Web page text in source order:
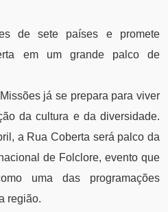
de sete países e promete
em um grande palco de
já se prepara para viver
da cultura e da diversidade.
a Rua Coberta será palco da
de Folclore, evento que
uma das programações
região.